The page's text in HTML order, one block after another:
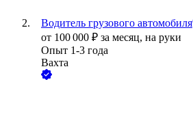
Водитель грузового автомобиля
от 100 000 ₽ за месяц, на руки
Опыт 1-3 года
Вахта